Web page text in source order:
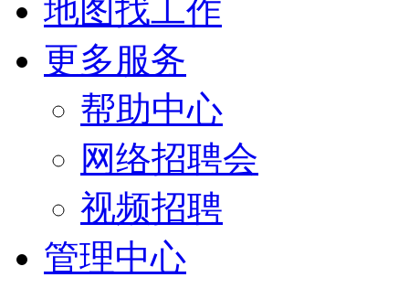
地图找工作
更多服务
帮助中心
网络招聘会
视频招聘
管理中心